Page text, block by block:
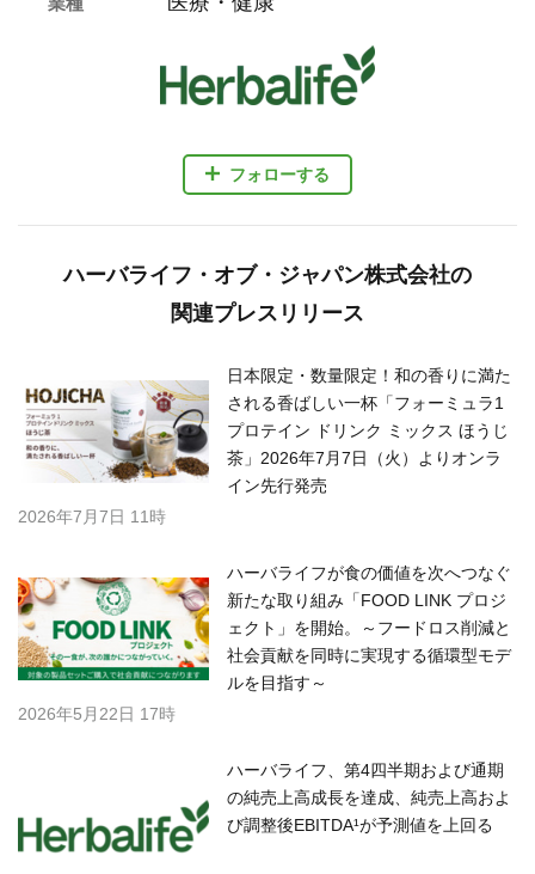
フォローする
ハーバライフ・オブ・ジャパン株式会社の
関連プレスリリース
日本限定・数量限定！和の香りに満た
される香ばしい一杯「フォーミュラ1
プロテイン ドリンク ミックス ほうじ
茶」2026年7月7日（火）よりオンラ
イン先行発売
2026年7月7日 11時
ハーバライフが食の価値を次へつなぐ
新たな取り組み「FOOD LINK プロジ
ェクト」を開始。～フードロス削減と
社会貢献を同時に実現する循環型モデ
ルを目指す～
2026年5月22日 17時
ハーバライフ、第4四半期および通期
の純売上高成長を達成、純売上高およ
び調整後EBITDA¹が予測値を上回る